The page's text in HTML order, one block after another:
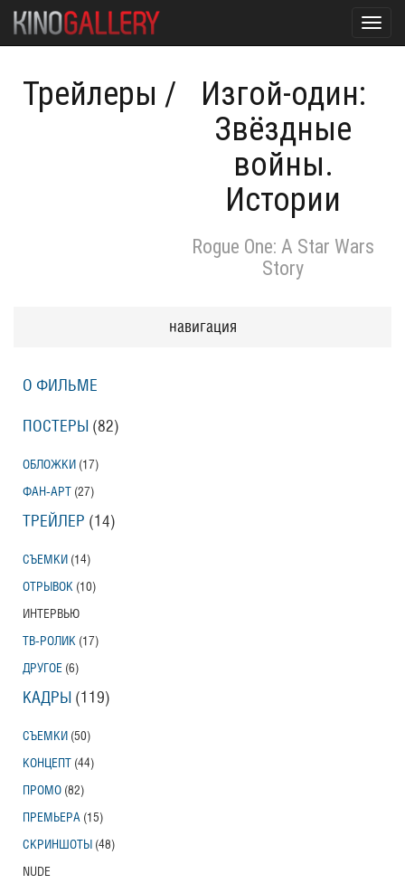
Трейлеры /
Изгой-один:
Звёздные
войны.
Истории
Rogue One: A Star Wars
Story
навигация
О ФИЛЬМЕ
ПОСТЕРЫ (82)
ОБЛОЖКИ (17)
ФАН-АРТ (27)
ТРЕЙЛЕР (14)
СЪЕМКИ (14)
ОТРЫВОК (10)
ИНТЕРВЬЮ
ТВ-РОЛИК (17)
ДРУГОЕ (6)
КАДРЫ (119)
СЪЕМКИ (50)
КОНЦЕПТ (44)
ПРОМО (82)
ПРЕМЬЕРА (15)
СКРИНШОТЫ (48)
NUDE